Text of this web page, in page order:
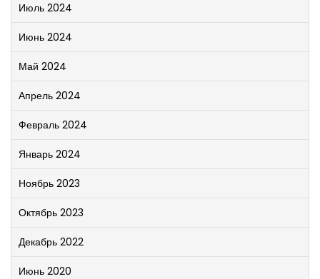
Июль 2024
Июнь 2024
Май 2024
Апрель 2024
Февраль 2024
Январь 2024
Ноябрь 2023
Октябрь 2023
Декабрь 2022
Июнь 2020